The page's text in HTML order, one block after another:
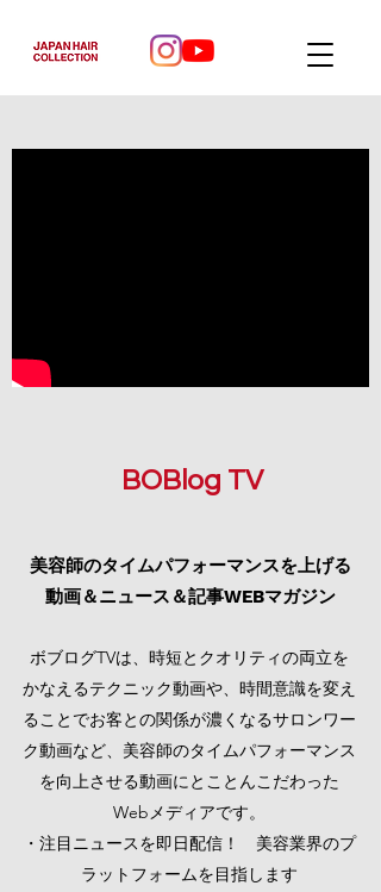
BOBlog TV
美容師のタイムパフォーマンスを上げる
動画＆ニュース＆記事WEBマガジン
ボブログTVは、時短とクオリティの両立を
かなえるテクニック動画や、時間意識を変え
ることでお客との関係が濃くなるサロンワー
ク動画など、美容師のタイムパフォーマンス
を向上させる動画にとことんこだわった
Webメディアです。
・注目ニュースを即日配信！ 美容業界のプ
ラットフォームを目指します